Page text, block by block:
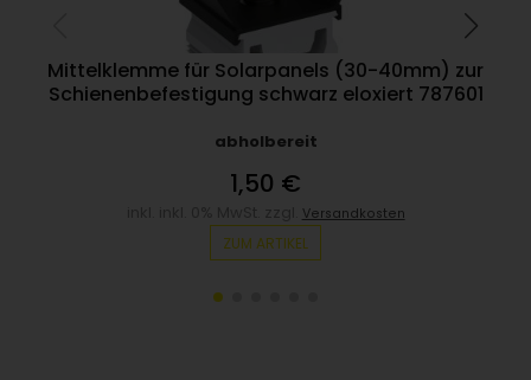
Mittelklemme für Solarpanels (30-40mm) zur
Schienenbefestigung schwarz eloxiert 787601
abholbereit
1,50 €
Versandkosten
ZUM ARTIKEL